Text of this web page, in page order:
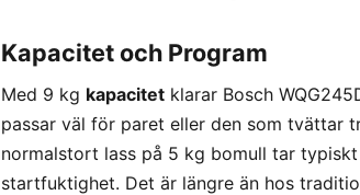
Kapacitet och Program
Med 9 kg kapacitet klarar Bosch
passar väl för paret eller den som tvättar
normalstort lass på 5 kg bomull tar
startfuktighet. Det är längre än hos